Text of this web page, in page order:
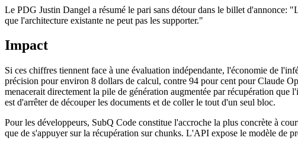
Le PDG Justin Dangel a résumé le pari sans détour dans le billet d'annonce:
que l'architecture existante ne peut pas les supporter."
Impact
Si ces chiffres tiennent face à une évaluation indépendante, l'économie de
précision pour environ 8 dollars de calcul, contre 94 pour cent pour Claude
menacerait directement la pile de génération augmentée par récupération
est d'arrêter de découper les documents et de coller le tout d'un seul bloc.
Pour les développeurs, SubQ Code constitue l'accroche la plus concrète à
que de s'appuyer sur la récupération sur chunks. L'API expose le modèle de